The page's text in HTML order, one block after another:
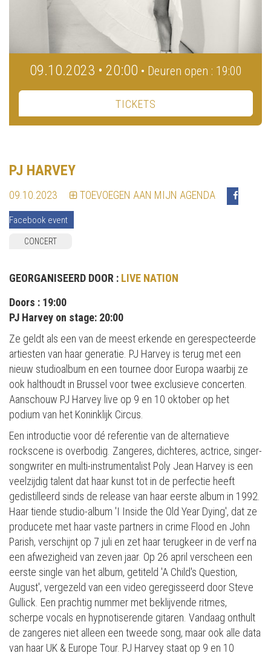
09.10.2023 • 20:00 • Deuren open : 19:00
TICKETS
PJ HARVEY
09.10.2023 TOEVOEGEN AAN MIJN AGENDA
Facebook event
CONCERT
GEORGANISEERD DOOR : LIVE NATION
Doors : 19:00
PJ Harvey on stage: 20:00
Ze geldt als een van de meest erkende en gerespecteerde
artiesten van haar generatie. PJ Harvey is terug met een
nieuw studioalbum en een tournee door Europa waarbij ze
ook halthoudt in Brussel voor twee exclusieve concerten.
Aanschouw PJ Harvey live op 9 en 10 oktober op het
podium van het Koninklijk Circus.
Een introductie voor dé referentie van de alternatieve
rockscene is overbodig. Zangeres, dichteres, actrice, singer-
songwriter en multi-instrumentalist Poly Jean Harvey is een
veelzijdig talent dat haar kunst tot in de perfectie heeft
gedistilleerd sinds de release van haar eerste album in 1992.
Haar tiende studio-album 'I Inside the Old Year Dying', dat ze
producete met haar vaste partners in crime Flood en John
Parish, verschijnt op 7 juli en zet haar terugkeer in de verf na
een afwezigheid van zeven jaar. Op 26 april verscheen een
eerste single van het album, getiteld 'A Child's Question,
August', vergezeld van een video geregisseerd door Steve
Gullick. Een prachtig nummer met beklijvende ritmes,
scherpe vocals en hypnotiserende gitaren. Vandaag onthult
de zangeres niet alleen een tweede song, maar ook alle data
van haar UK & Europe Tour. PJ Harvey staat op 9 en 10